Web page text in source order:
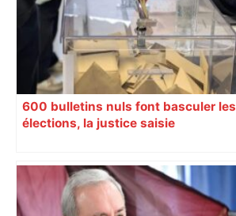
600 bulletins nuls font basculer les
élections, la justice saisie